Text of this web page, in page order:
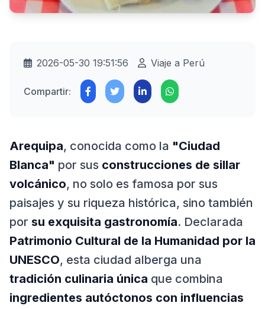
2026-05-30 19:51:56 Viaje a Perú
Compartir:
Arequipa, conocida como la "Ciudad
Blanca" por sus construcciones de sillar
volcánico, no solo es famosa por sus
paisajes y su riqueza histórica, sino también
por su exquisita gastronomía. Declarada
Patrimonio Cultural de la Humanidad por la
UNESCO, esta ciudad alberga una
tradición culinaria única que combina
ingredientes autóctonos con influencias